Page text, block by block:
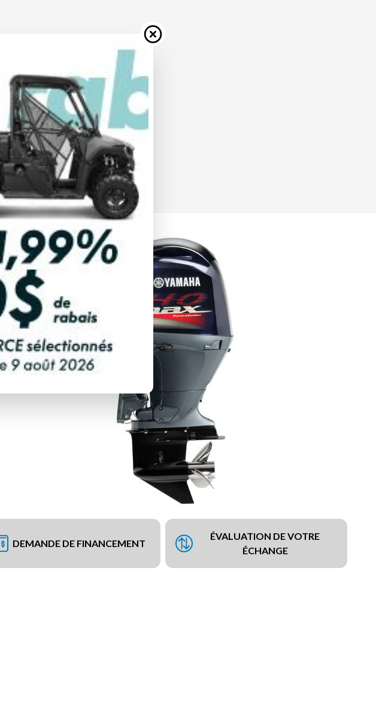
DEMANDE DE FINANCEMENT
ÉVALUATION DE VOTRE
ÉCHANGE